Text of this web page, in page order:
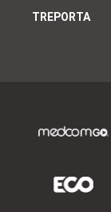
TREPORTA